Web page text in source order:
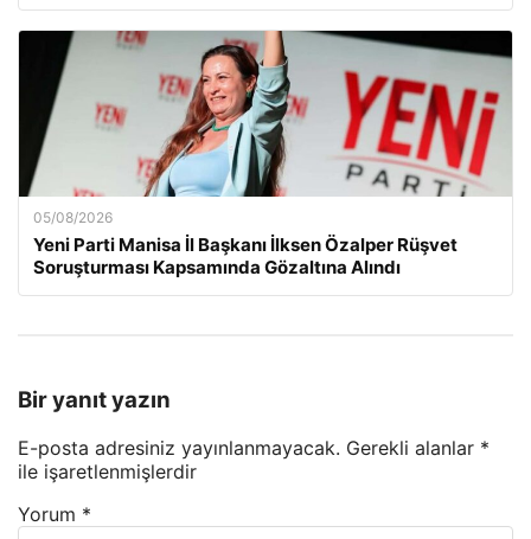
05/08/2026
Yeni Parti Manisa İl Başkanı İlksen Özalper Rüşvet
Soruşturması Kapsamında Gözaltına Alındı
Bir yanıt yazın
E-posta adresiniz yayınlanmayacak. Gerekli alanlar *
ile işaretlenmişlerdir
Yorum *